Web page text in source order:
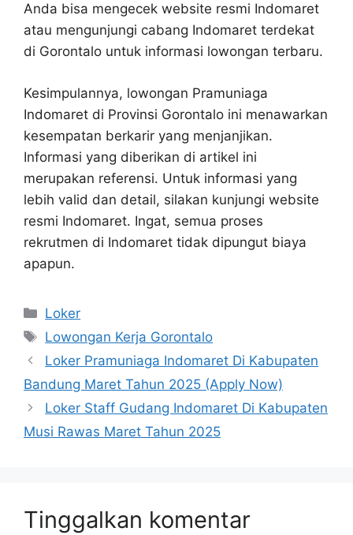
Anda bisa mengecek website resmi Indomaret
atau mengunjungi cabang Indomaret terdekat
di Gorontalo untuk informasi lowongan terbaru.
Kesimpulannya, lowongan Pramuniaga
Indomaret di Provinsi Gorontalo ini menawarkan
kesempatan berkarir yang menjanjikan.
Informasi yang diberikan di artikel ini
merupakan referensi. Untuk informasi yang
lebih valid dan detail, silakan kunjungi website
resmi Indomaret. Ingat, semua proses
rekrutmen di Indomaret tidak dipungut biaya
apapun.
Kategori
Loker
Tag
Lowongan Kerja Gorontalo
Loker Pramuniaga Indomaret Di Kabupaten
Bandung Maret Tahun 2025 (Apply Now)
Loker Staff Gudang Indomaret Di Kabupaten
Musi Rawas Maret Tahun 2025
Tinggalkan komentar